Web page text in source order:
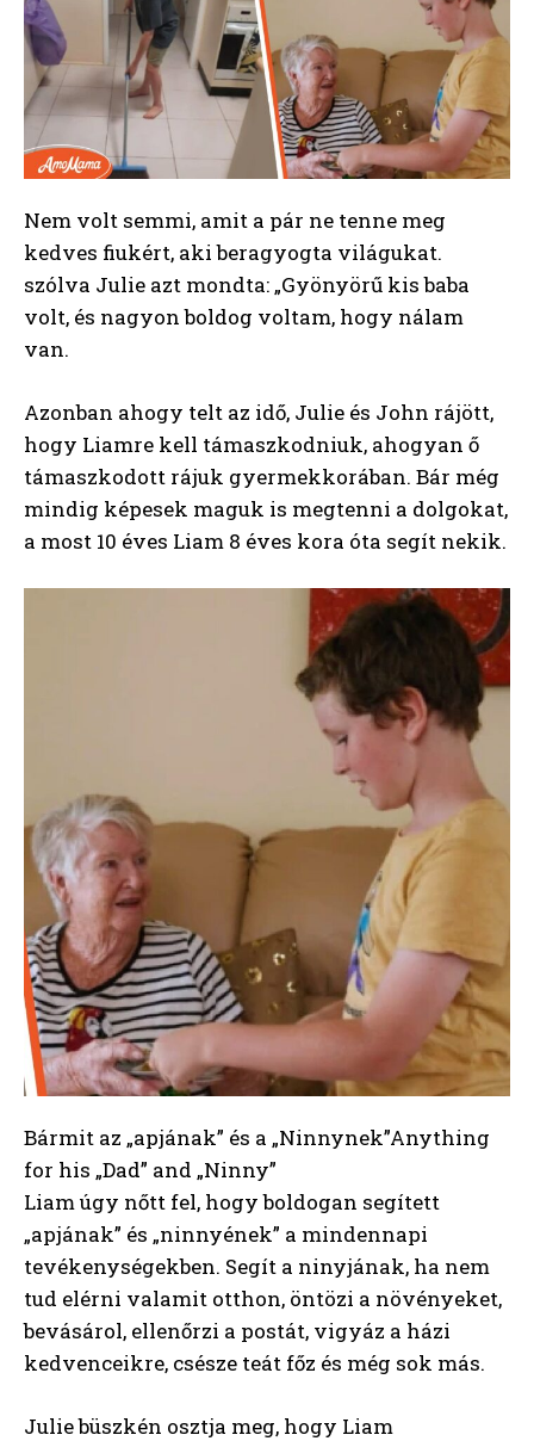
Nem volt semmi, amit a pár ne tenne meg
kedves fiukért, aki beragyogta világukat.
szólva Julie azt mondta: „Gyönyörű kis baba
volt, és nagyon boldog voltam, hogy nálam
van.
Azonban ahogy telt az idő, Julie és John rájött,
hogy Liamre kell támaszkodniuk, ahogyan ő
támaszkodott rájuk gyermekkorában. Bár még
mindig képesek maguk is megtenni a dolgokat,
a most 10 éves Liam 8 éves kora óta segít nekik.
Bármit az „apjának” és a „Ninnynek”Anything
for his „Dad” and „Ninny”
Liam úgy nőtt fel, hogy boldogan segített
„apjának” és „ninnyének” a mindennapi
tevékenységekben. Segít a ninyjának, ha nem
tud elérni valamit otthon, öntözi a növényeket,
bevásárol, ellenőrzi a postát, vigyáz a házi
kedvenceikre, csésze teát főz és még sok más.
Julie büszkén osztja meg, hogy Liam